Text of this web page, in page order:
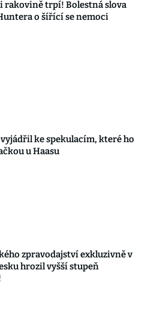
rakovině trpí! Bolestná slova
o šířící se nemoci
vyjádřil ke spekulacím, které ho
u Haasu
zpravodajství exkluzivně v
hrozil vyšší stupeň